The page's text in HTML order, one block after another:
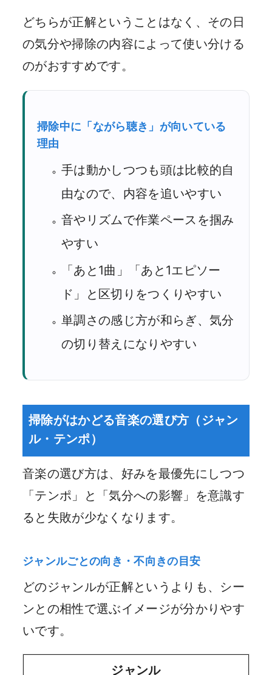
どちらが正解ということはなく、その日
の気分や掃除の内容によって使い分ける
のがおすすめです。
掃除中に「ながら聴き」が向いている
理由
手は動かしつつも頭は比較的自
由なので、内容を追いやすい
音やリズムで作業ペースを掴み
やすい
「あと1曲」「あと1エピソー
ド」と区切りをつくりやすい
単調さの感じ方が和らぎ、気分
の切り替えになりやすい
掃除がはかどる音楽の選び方（ジャン
ル・テンポ）
音楽の選び方は、好みを最優先にしつつ
「テンポ」と「気分への影響」を意識す
ると失敗が少なくなります。
ジャンルごとの向き・不向きの目安
どのジャンルが正解というよりも、シー
ンとの相性で選ぶイメージが分かりやす
いです。
ジャンル